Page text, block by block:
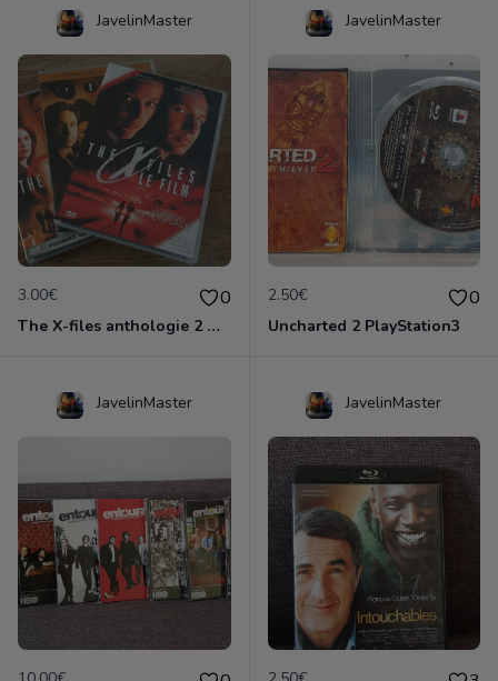
JavelinMaster
3.00€ 0
The X-files anthologie 2 DVD
JavelinMaster
2.50€ 0
Uncharted 2 PlayStation3
JavelinMaster JavelinMaster